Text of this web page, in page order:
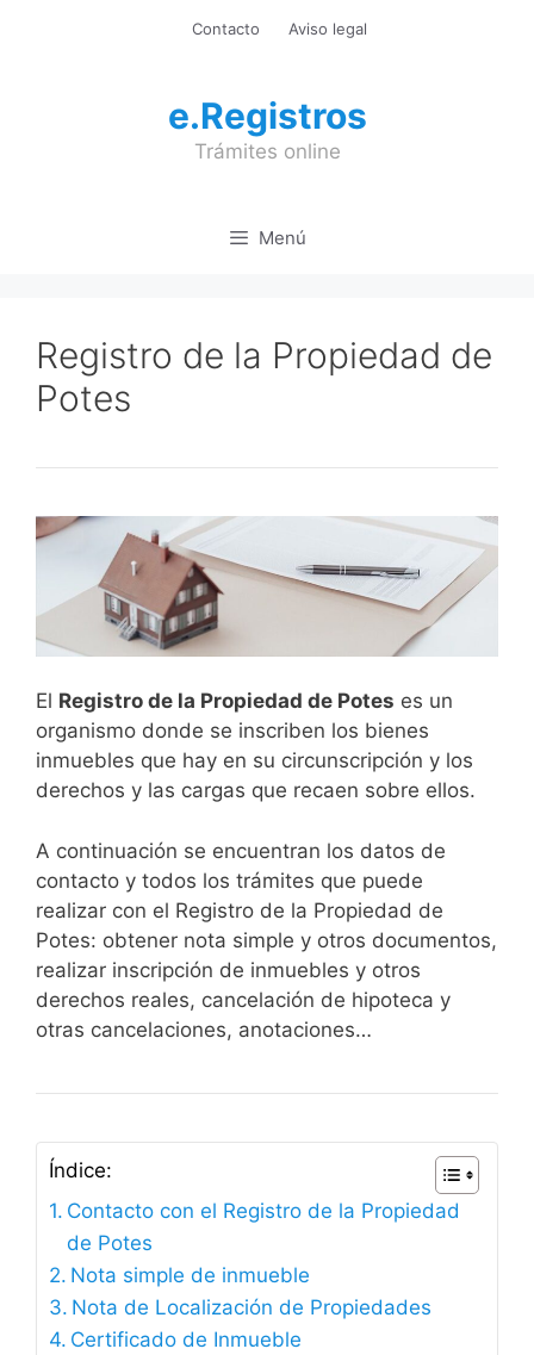
Contacto Aviso legal
e.Registros
Trámites online
Menú
Registro de la Propiedad de
Potes
El Registro de la Propiedad de Potes es un
organismo donde se inscriben los bienes
inmuebles que hay en su circunscripción y los
derechos y las cargas que recaen sobre ellos.
A continuación se encuentran los datos de
contacto y todos los trámites que puede
realizar con el Registro de la Propiedad de
Potes: obtener nota simple y otros documentos,
realizar inscripción de inmuebles y otros
derechos reales, cancelación de hipoteca y
otras cancelaciones, anotaciones…
Índice:
Contacto con el Registro de la Propiedad
de Potes
Nota simple de inmueble
Nota de Localización de Propiedades
Certificado de Inmueble